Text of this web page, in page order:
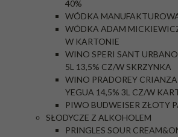
40%
WÓDKA
WÓDKA ADAM
W KARTONIE
WINO SPERI SANT
5L 13,5% CZ/W SKRZYNKA
WINO PRADOREY
YEGUA 14,5% 3L CZ/W
PIWO BUDWEISER ZŁOTY
SŁODYCZE Z ALKOHOLEM
PRINGLES SOUR